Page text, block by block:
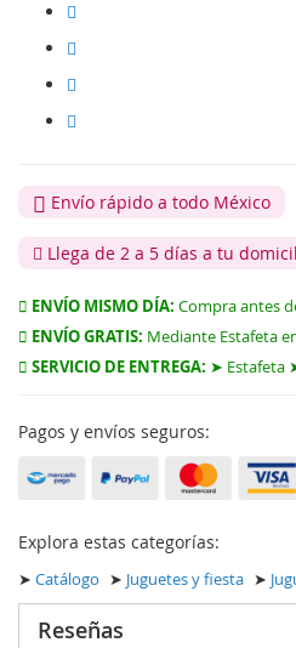
Envío rápido a todo México
Llega de 2 a 5 días a tu
ENVÍO MISMO DÍA: Compra antes
ENVÍO GRATIS: Mediante Estafeta
SERVICIO DE ENTREGA: ➤ Estafeta
Pagos y envíos seguros:
Explora estas categorías:
➤ Catálogo ➤ Juguetes y fiesta ➤
Reseñas